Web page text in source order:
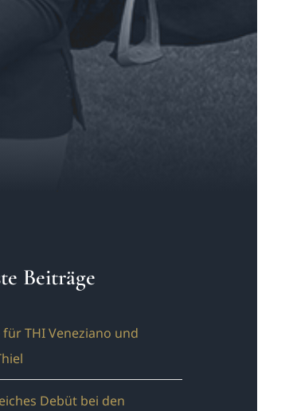
Beiträge
THI Veneziano und
Debüt bei den